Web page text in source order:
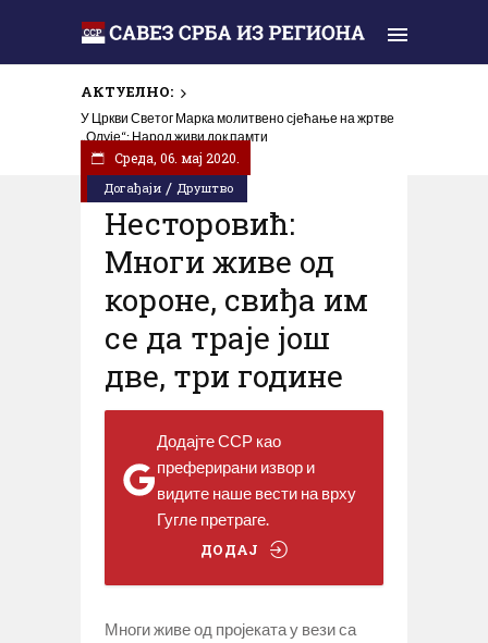
АКТУЕЛНО:
У Цркви Светог Марка молитвено сјећање на жртве
„Олује“: Народ живи док памти
Догађаји / Друштво
Cреда, 06. мај 2020.
Несторовић:
Многи живе од
короне, свиђа им
се да траје још
две, три године
Додајте ССР као
преферирани извор и
видите наше вести на врху
Гугле претраге.
ДОДАЈ
Многи живе од пројеката у вези са